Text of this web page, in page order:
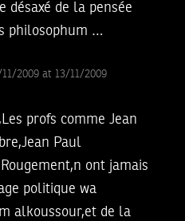
désaxé de la pensée
philosophum …
2009 at 13/11/2009
profs comme Jean
Paul
ont jamais
politique wa
alkoussour,et de la